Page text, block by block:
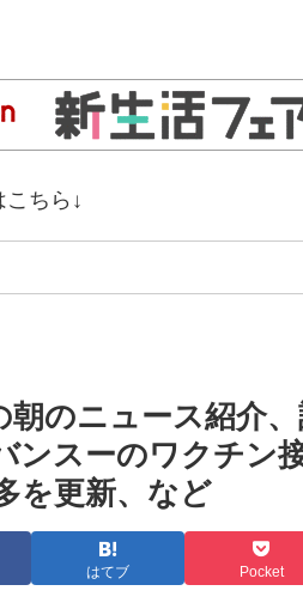
ちら↓
朝のニュース紹介
ンスーのワクチン
を更新、など
はてブ Pocket